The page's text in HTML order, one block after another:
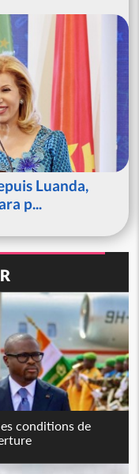
Luanda,
p...
conditions de